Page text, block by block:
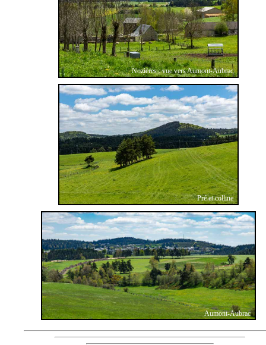
Nozières : vue vers Aumont-Aubrac
Pré et colline
Aumont-Aubrac